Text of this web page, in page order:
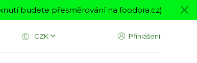
budete přesměrování na foodora.cz)
CZK Přihlášení